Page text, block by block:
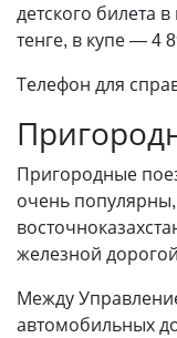
детского билета
тенге, в купе — 4
Телефон для
Пригородные
очень
железной
Между
автомобильных